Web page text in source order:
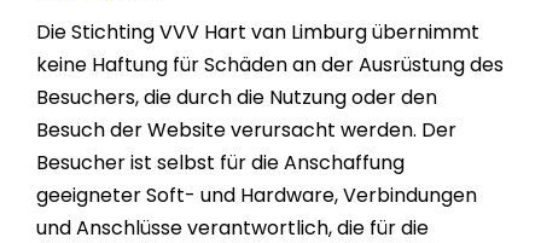
Die Stichting VVV Hart van Limburg übernimmt
keine Haftung für Schäden an der Ausrüstung des
Besuchers, die durch die Nutzung oder den
Besuch der Website verursacht werden. Der
Besucher ist selbst für die Anschaffung
geeigneter Soft- und Hardware, Verbindungen
und Anschlüsse verantwortlich, die für die